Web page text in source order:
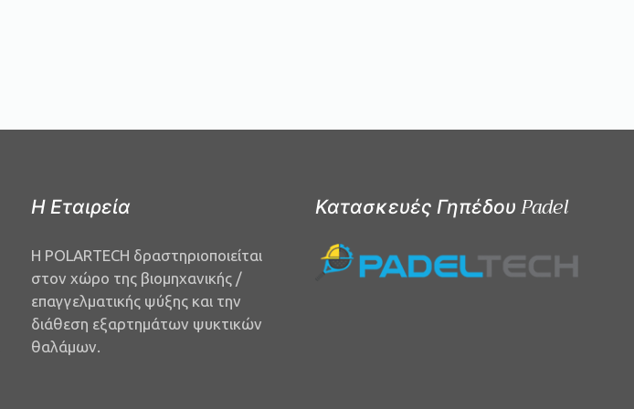
Η Εταιρεία
Η POLARTECH δραστηριοποιείται
στον χώρο της βιομηχανικής /
επαγγελματικής ψύξης και την
διάθεση εξαρτημάτων ψυκτικών
θαλάμων.
Κατασκευές Γηπέδου Padel